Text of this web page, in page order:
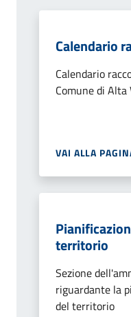
Calendario
Calendario
Comune di Alta
VAI ALLA
territorio
Sezione
riguardante la
del territorio